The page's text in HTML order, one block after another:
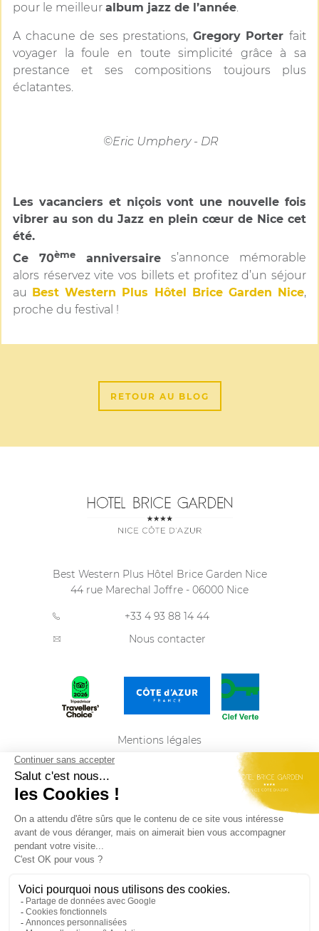
pour le meilleur album jazz de l’année.
A chacune de ses prestations, Gregory Porterfait
voyager la foule en toute simplicité grâce à sa
prestance et ses compositions toujours plus
éclatantes.
©Eric Umphery - DR
Les vacanciers et niçois vont une nouvelle fois
vibrer au son du Jazz en plein cœur de Nice cet
été.
Ce 70ème anniversaire s’annonce mémorable
alors réservez vite vos billets et profitez d’un séjour
au Best Western Plus Hôtel Brice Garden Nice,
proche du festival !
RETOUR AU BLOG
Best Western Plus Hôtel Brice Garden Nice
44 rue Marechal Joffre - 06000 Nice
+33 4 93 88 14 44
Nous contacter
Mentions légales
Politique de confidentialité
FRANÇAIS
Best Western Plus Hôtel Brice Garden Nice du
groupeSummer Hotels
Rejoignez-nous et retrouvez nos dernières offres
d'emploi